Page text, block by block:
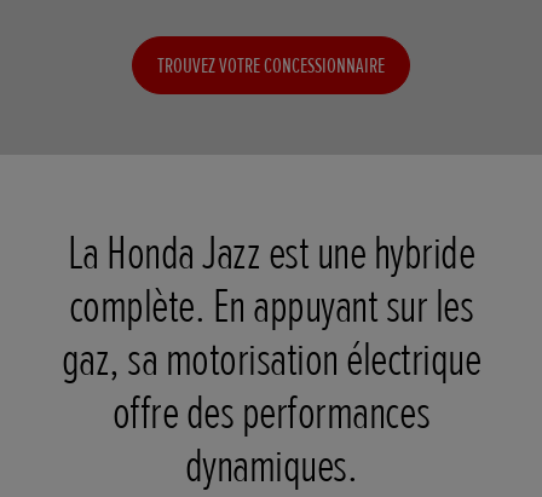
TROUVEZ VOTRE CONCESSIONNAIRE
La Honda Jazz est une hybride
complète. En appuyant sur les
gaz, sa motorisation électrique
offre des performances
dynamiques.